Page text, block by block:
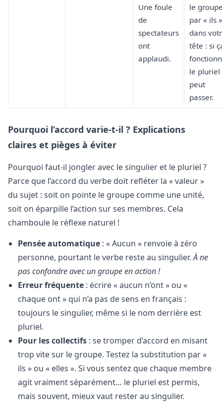
Une foule
de
spectateurs
ont
applaudi.
le
par « ils »
dans
tête : si
le pluriel
peut
passer.
Pourquoi l’accord varie-t-il ? Explications
claires et pièges à éviter
Pourquoi faut-il jongler avec le singulier et le pluriel ?
Parce que l’accord du verbe doit refléter la « valeur »
du sujet : soit on pointe le groupe comme une unité,
soit on éparpille l’action sur ses membres. Cela
chamboule le réflexe naturel !
Pensée automatique : « Aucun » renvoie à zéro
personne, pourtant le verbe reste au singulier.À ne
pas confondre avec un groupe en action !
Erreur fréquente : écrire « aucun n’ont » ou «
chaque ont » qui n’a pas de sens en français :
toujours le singulier, même si le nom derrière est
pluriel.
Pour les collectifs : se tromper d’accord en misant
trop vite sur le groupe. Testez la substitution par «
ils » ou « elles ». Si vous sentez que chaque membre
agit vraiment séparément… le pluriel est permis,
mais souvent, mieux vaut rester au singulier.